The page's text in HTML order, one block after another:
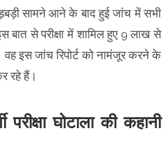
सामने आने के बाद हुई जांच में सभी
बात से परीक्षा में शामिल हुए 9 लाख से
वह इस जांच रिपोर्ट को नामंजूर करने के
रहे हैं।
घोटाला की कहानी